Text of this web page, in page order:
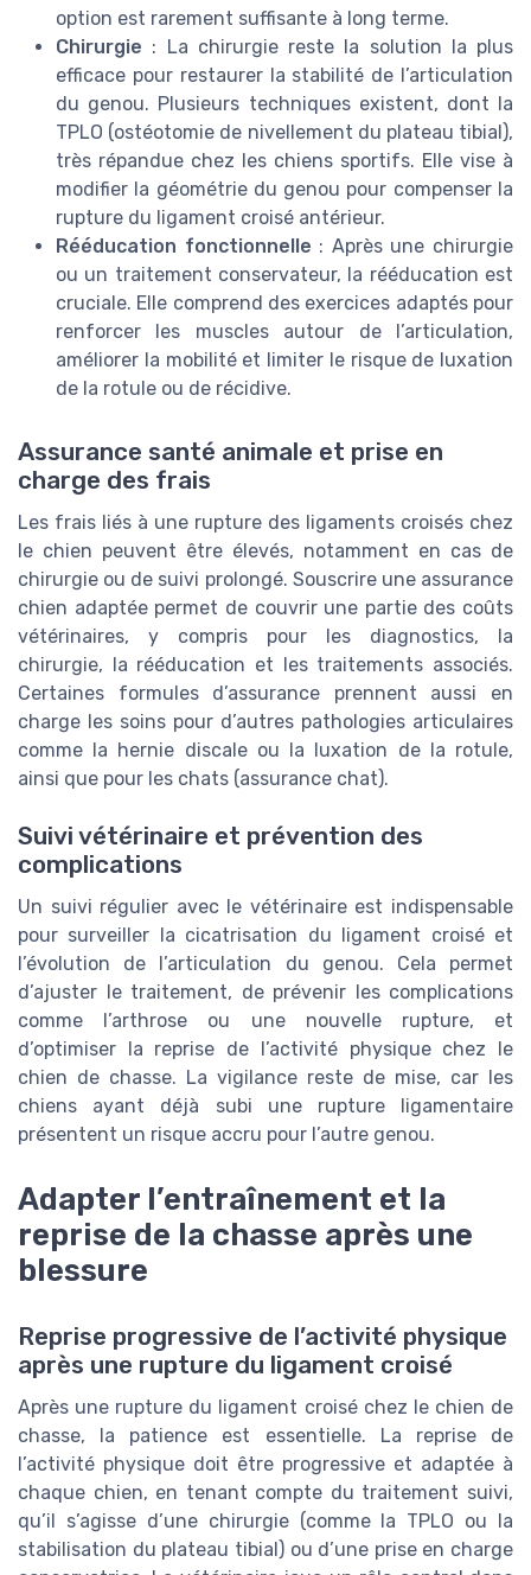
option est rarement suffisante à long terme.
Chirurgie : La chirurgie reste la solution la plus
efficace pour restaurer la stabilité de l’articulation
du genou. Plusieurs techniques existent, dont la
TPLO (ostéotomie de nivellement du plateau tibial),
très répandue chez les chiens sportifs. Elle vise à
modifier la géométrie du genou pour compenser la
rupture du ligament croisé antérieur.
Rééducation fonctionnelle : Après une chirurgie
ou un traitement conservateur, la rééducation est
cruciale. Elle comprend des exercices adaptés pour
renforcer les muscles autour de l’articulation,
améliorer la mobilité et limiter le risque de luxation
de la rotule ou de récidive.
Assurance santé animale et prise en
charge des frais
Les frais liés à une rupture des ligaments croisés chez
le chien peuvent être élevés, notamment en cas de
chirurgie ou de suivi prolongé. Souscrire une assurance
chien adaptée permet de couvrir une partie des coûts
vétérinaires, y compris pour les diagnostics, la
chirurgie, la rééducation et les traitements associés.
Certaines formules d’assurance prennent aussi en
charge les soins pour d’autres pathologies articulaires
comme la hernie discale ou la luxation de la rotule,
ainsi que pour les chats (assurance chat).
Suivi vétérinaire et prévention des
complications
Un suivi régulier avec le vétérinaire est indispensable
pour surveiller la cicatrisation du ligament croisé et
l’évolution de l’articulation du genou. Cela permet
d’ajuster le traitement, de prévenir les complications
comme l’arthrose ou une nouvelle rupture, et
d’optimiser la reprise de l’activité physique chez le
chien de chasse. La vigilance reste de mise, car les
chiens ayant déjà subi une rupture ligamentaire
présentent un risque accru pour l’autre genou.
Adapter l’entraînement et la
reprise de la chasse après une
blessure
Reprise progressive de l’activité physique
après une rupture du ligament croisé
Après une rupture du ligament croisé chez le chien de
chasse, la patience est essentielle. La reprise de
l’activité physique doit être progressive et adaptée à
chaque chien, en tenant compte du traitement suivi,
qu’il s’agisse d’une chirurgie (comme la TPLO ou la
stabilisation du plateau tibial) ou d’une prise en charge